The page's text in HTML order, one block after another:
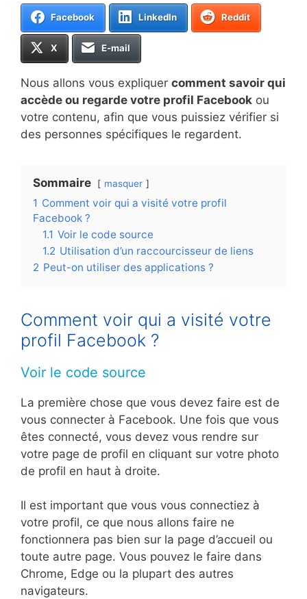
Facebook LinkedIn Reddit
X E-mail
Nous allons vous expliquer comment savoir qui
accède ou regarde votre profil Facebook ou
votre contenu, afin que vous puissiez vérifier si
des personnes spécifiques le regardent.
Sommaire masquer
1 Comment voir qui a visité votre profil
Facebook ?
1.1 Voir le code source
1.2 Utilisation d’un raccourcisseur de liens
2 Peut-on utiliser des applications ?
Comment voir qui a visité votre
profil Facebook ?
Voir le code source
La première chose que vous devez faire est de
vous connecter à Facebook. Une fois que vous
êtes connecté, vous devez vous rendre sur
votre page de profil en cliquant sur votre photo
de profil en haut à droite.
Il est important que vous vous connectiez à
votre profil, ce que nous allons faire ne
fonctionnera pas bien sur la page d’accueil ou
toute autre page. Vous pouvez le faire dans
Chrome, Edge ou la plupart des autres
navigateurs.